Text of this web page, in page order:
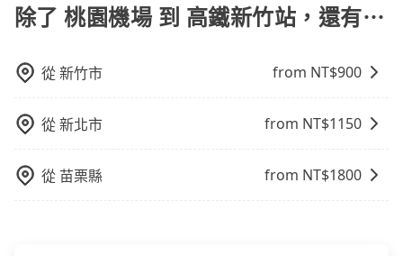
要前往機場或被原本預約好的車輛放鳥。但反過來說，
如果你所在地點偏遠或者在深夜時段需要叫車，這時候
客先上網預約機場接送，以免承擔不必要的風險。
您完成去程訂單的同時，寄送95折的優惠碼到您的信
箱，您可再使用此優惠碼預定您的回程。
除了 桃園機場 到 高鐵新竹站，還有⋯
從新竹市 from NT$900
從新北市 from NT$1150
從 苗栗縣 from NT$1800